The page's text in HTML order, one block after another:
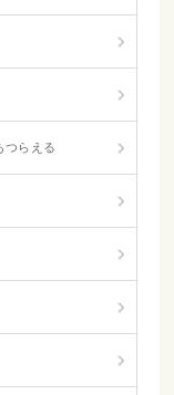
つらえる